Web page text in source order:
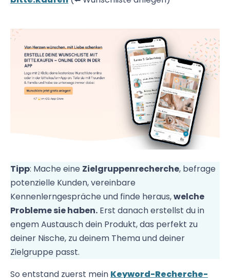
Tipp: Mache eine Zielgruppenrecherche, befrage
potenzielle Kunden, vereinbare
Kennenlerngespräche und finde heraus,welche
Probleme sie haben. Erst danach erstellst du in
engem Austausch dein Produkt, das perfekt zu
deiner Nische, zu deinem Thema und deiner
Zielgruppe passt.
So entstand zuerst mein Keyword-Recherche-